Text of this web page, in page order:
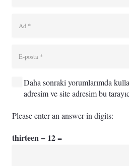
Daha sonraki yorumlarımda
adresim ve site adresim bu
Please enter an answer in digits:
thirteen − 12 =